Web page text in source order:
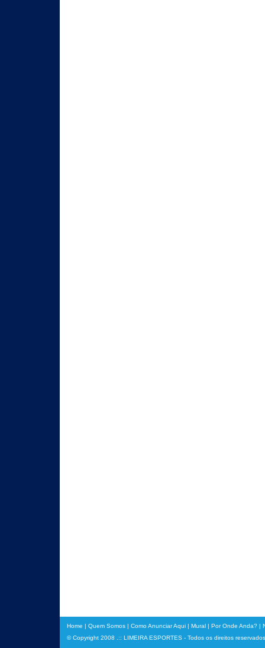
Home | Quem Somos | Como Anunciar Aqui | Mural | Por Onde Anda? |
© Copyright 2008 .:: LIMEIRA ESPORTES - Todos os direitos reservados